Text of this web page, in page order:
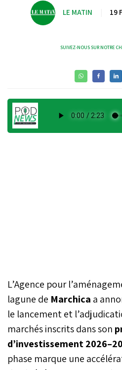
LE MATIN 19
SUIVEZ-NOUS SUR NOTRE
L’Agence pour
lagune de Marchica a
le lancement et
marchés inscrits dans son
d’investissement
phase marque une